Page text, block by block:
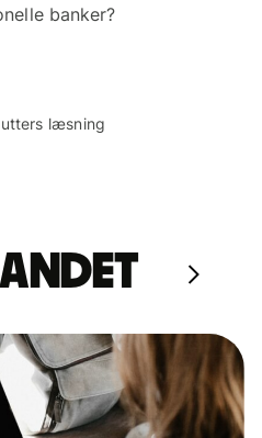
banker?
læsning